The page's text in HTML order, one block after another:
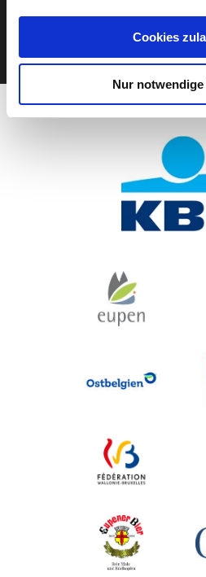
Cookies
Nur
JETZT UNSEREN